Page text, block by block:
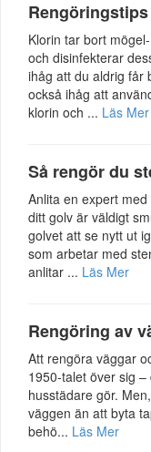
Klorin tar bort
och disinfekterar
ihåg att du aldrig får
också ihåg att
klorin och ... Läs Mer
Så rengör du
Anlita en expert
ditt golv är väldigt
golvet att se nytt ut
som arbetar med
anlitar ... Läs Mer
Rengöring av
Att rengöra väggar
1950-talet över sig
husstädare gör.
väggen än att byta
behö... Läs Mer